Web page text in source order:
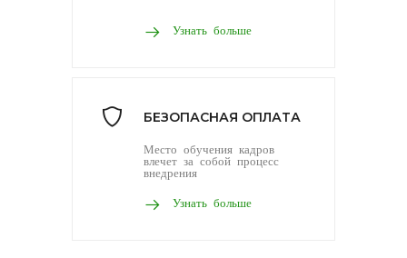
Узнать больше
БЕЗОПАСНАЯ ОПЛАТА
Место обучения кадров
влечет за собой процесс
внедрения
Узнать больше